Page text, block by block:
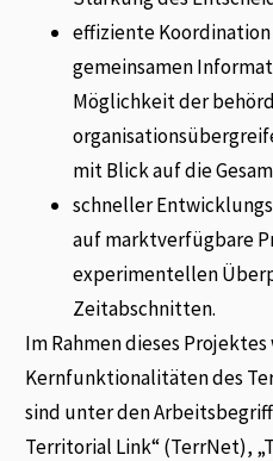
effiziente
gemeinsamen
Möglichkeit der
mit Blick auf die
schneller
auf marktverfügbare
experimentellen
Zeitabschnitten.
Im Rahmen dieses
Kernfunktionalitäten des
sind unter den
Territorial Link“ (TerrNet),